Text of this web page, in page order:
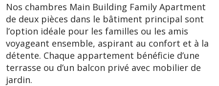
Nos chambres Main Building Family Apartment
de deux pièces dans le bâtiment principal sont
l’option idéale pour les familles ou les amis
voyageant ensemble, aspirant au confort et à la
détente. Chaque appartement bénéficie d’une
terrasse ou d’un balcon privé avec mobilier de
jardin.